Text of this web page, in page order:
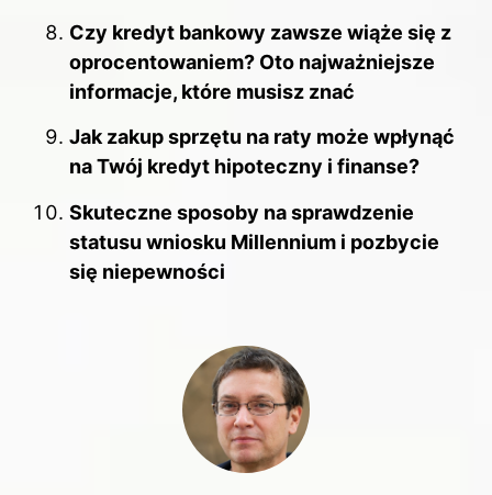
Czy kredyt bankowy zawsze wiąże się z
oprocentowaniem? Oto najważniejsze
informacje, które musisz znać
Jak zakup sprzętu na raty może wpłynąć
na Twój kredyt hipoteczny i finanse?
Skuteczne sposoby na sprawdzenie
statusu wniosku Millennium i pozbycie
się niepewności